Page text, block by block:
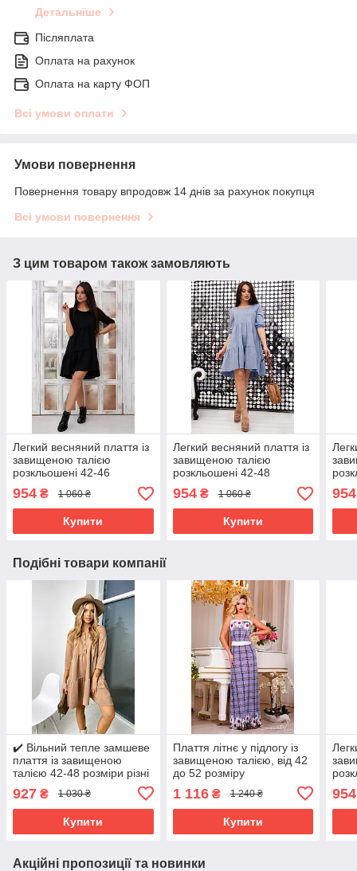
Детальніше
Післяплата
Оплата на рахунок
Оплата на карту ФОП
Всі умови оплати
Умови повернення
Повернення товару впродовж 14 днів за рахунок покупця
Всі умови повернення
З цим товаром також замовляють
Легкий весняний плаття із
завищеною талією
розкльошені 42-46
розміри чорне
954 ₴ 1 060 ₴
Купити
Легкий весняний плаття із
завищеною талією
розкльошені 42-48
розміри блакитне
954₴ 1 060 ₴
Купити
954
Подібні товари компанії
✔️ Вільний тепле замшеве
плаття із завищеною
талією 42-48 розміри різні
927 ₴ 1 030 ₴
Купити
Плаття літнє у підлогу із
завищеною талією, від 42
до 52 розміру
1 116₴ 1 240 ₴
Купити
954
Акційні пропозиції та новинки